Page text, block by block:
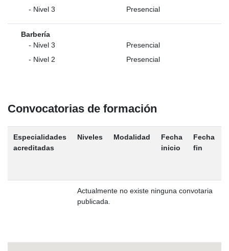
- Nivel 3
Presencial
Barbería
- Nivel 3
Presencial
- Nivel 2
Presencial
Convocatorias de formación
Especialidades
acreditadas
Niveles Modalidad
Fecha
inicio
Fecha
fin
Actualmente no existe ninguna convotaria
publicada.